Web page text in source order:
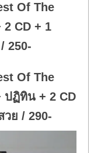
Of The
2 CD + 1
250-
Of The
ปฏิทิน + 2 CD
วย / 290-